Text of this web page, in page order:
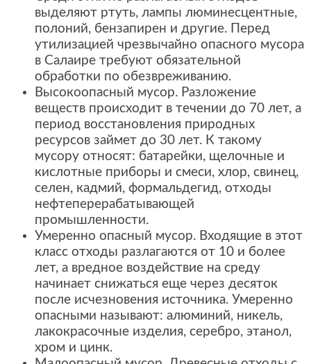
выделяют ртуть, лампы люминесцентные,
полоний, бензапирен и другие. Перед
утилизацией чрезвычайно опасного мусора
в Салаире требуют обязательной
обработки по обезвреживанию.
Высокоопасный мусор. Разложение
веществ происходит в течении до 70 лет, а
период восстановления природных
ресурсов займет до 30 лет. К такому
мусору относят: батарейки, щелочные и
кислотные приборы и смеси, хлор, свинец,
селен, кадмий, формальдегид, отходы
нефтеперерабатывающей
промышленности.
Умеренно опасный мусор. Входящие в этот
класс отходы разлагаются от 10 и более
лет, а вредное воздействие на среду
начинает снижаться еще через десяток
после исчезновения источника. Умеренно
опасными называют: алюминий, никель,
лакокрасочные изделия, серебро, этанол,
хром и цинк.